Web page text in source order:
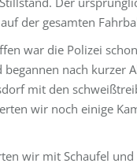
der gesamten
war die Polizei
nach kurzer
mit den
wir noch einige
wir mit Schaufel